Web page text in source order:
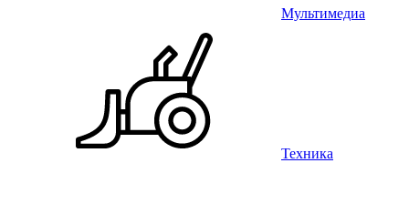
Мультимедиа
Техника